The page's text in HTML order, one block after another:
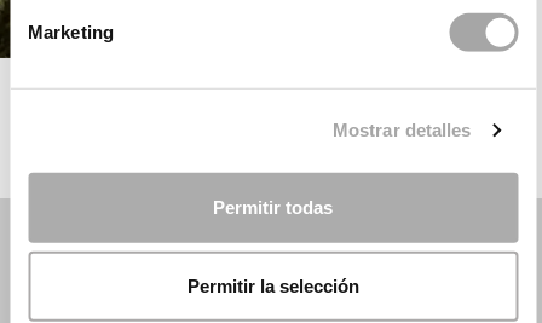
Marketing
Mostrar detalles
Permitir todas
Permitir la selección